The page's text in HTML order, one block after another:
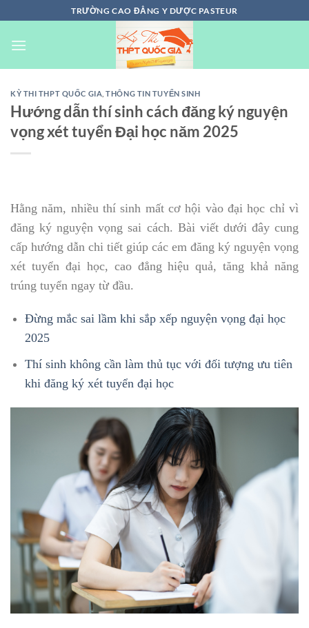
đến
nội
TRƯỜNG CAO ĐẲNG Y DƯỢC PASTEUR
KỲ THI THPT QUỐC GIA ,THÔNG TIN TUYỂN SINH
Hướng dẫn thí sinh cách đăng ký nguyện
vọng xét tuyển Đại học năm 2025
Hằng năm, nhiều thí sinh mất cơ hội vào đại học chỉ vì
đăng ký nguyện vọng sai cách. Bài viết dưới đây cung
cấp hướng dẫn chi tiết giúp các em đăng ký nguyện vọng
xét tuyển đại học, cao đẳng hiệu quả, tăng khả năng
trúng tuyển ngay từ đầu.
Đừng mắc sai lầm khi sắp xếp nguyện vọng đại học
2025
Thí sinh không cần làm thủ tục với đối tượng ưu tiên
khi đăng ký xét tuyển đại học